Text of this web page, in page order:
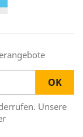
Unsere